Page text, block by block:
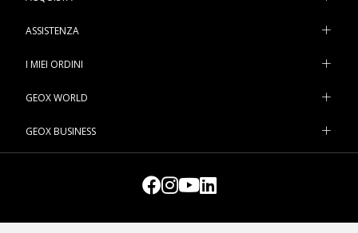
ASSISTENZA
I MIEI ORDINI
GEOX WORLD
GEOX BUSINESS